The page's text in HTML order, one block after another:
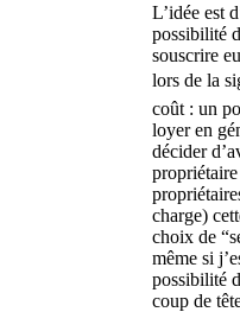
L’idée est
possibilité
souscrire
lors de la
coût : un
loyer en
décider
propriétaire
charge)
choix de
même si
possibilité
coup de